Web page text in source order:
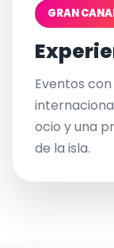
GRAN
Eventos
ocio y una
de la isla.